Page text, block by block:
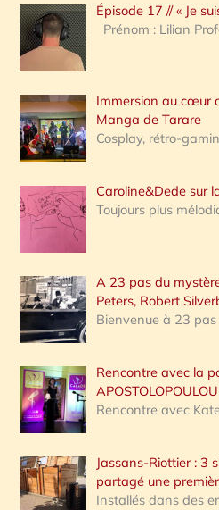
h
e
:
Épisode 17 // « Je
Prénom : Lilian
Immersion au cœur
Manga de Tarare
Cosplay, rétro-
Caroline&Dede sur
Toujours plus
A 23 pas du
Peters, Robert
Bienvenue à 23
Rencontre avec la
APOSTOLOPOULOU
Rencontre avec
Jassans-Riottier : 3
partagé une
Installés dans des